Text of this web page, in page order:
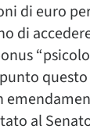
di euro
di
al